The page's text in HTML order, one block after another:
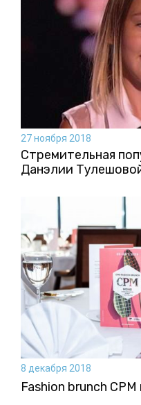
27 ноября 2018
Стремительная
Данэлии
8 декабря 2018
Fashion brunch